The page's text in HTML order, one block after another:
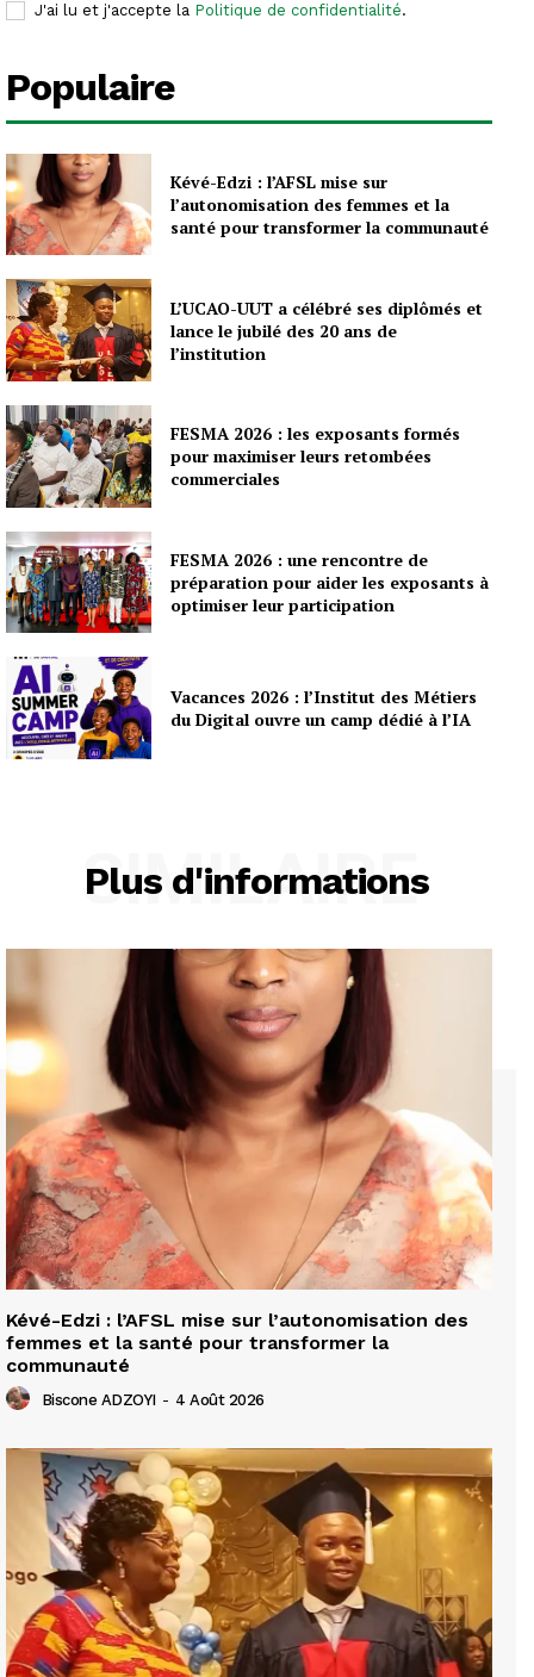
J'ai lu et j'accepte la Politique de confidentialité.
Populaire
Kévé-Edzi : l’AFSL mise sur
l’autonomisation des femmes et la
santé pour transformer la communauté
L’UCAO-UUT a célébré ses diplômés et
lance le jubilé des 20 ans de
l’institution
FESMA 2026 : les exposants formés
pour maximiser leurs retombées
commerciales
FESMA 2026 : une rencontre de
préparation pour aider les exposants à
optimiser leur participation
Vacances 2026 : l’Institut des Métiers
du Digital ouvre un camp dédié à l’IA
Plus d'informations
SIMILAIRE
Kévé-Edzi : l’AFSL mise sur l’autonomisation des
femmes et la santé pour transformer la
communauté
Biscone ADZOYI - 4 Août 2026